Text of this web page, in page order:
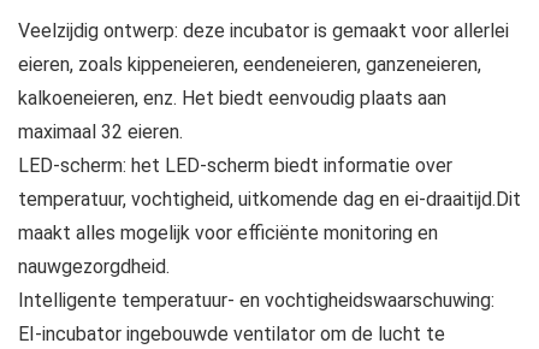
Veelzijdig ontwerp: deze incubator is gemaakt voor allerlei
eieren, zoals kippeneieren, eendeneieren, ganzeneieren,
kalkoeneieren, enz. Het biedt eenvoudig plaats aan
maximaal 32 eieren.
LED-scherm: het LED-scherm biedt informatie over
temperatuur, vochtigheid, uitkomende dag en ei-draaitijd.Dit
maakt alles mogelijk voor efficiënte monitoring en
nauwgezorgdheid.
Intelligente temperatuur- en vochtigheidswaarschuwing:
EI-incubator ingebouwde ventilator om de lucht te